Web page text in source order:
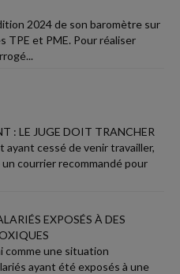
2024 de son baromètre sur
TPE et PME. Pour réaliser
: LE JUGE DOIT TRANCHER
cessé de venir travailler,
courrier recommandé pour
EXPOSÉS À DES
comme une situation
ayant été exposés à une